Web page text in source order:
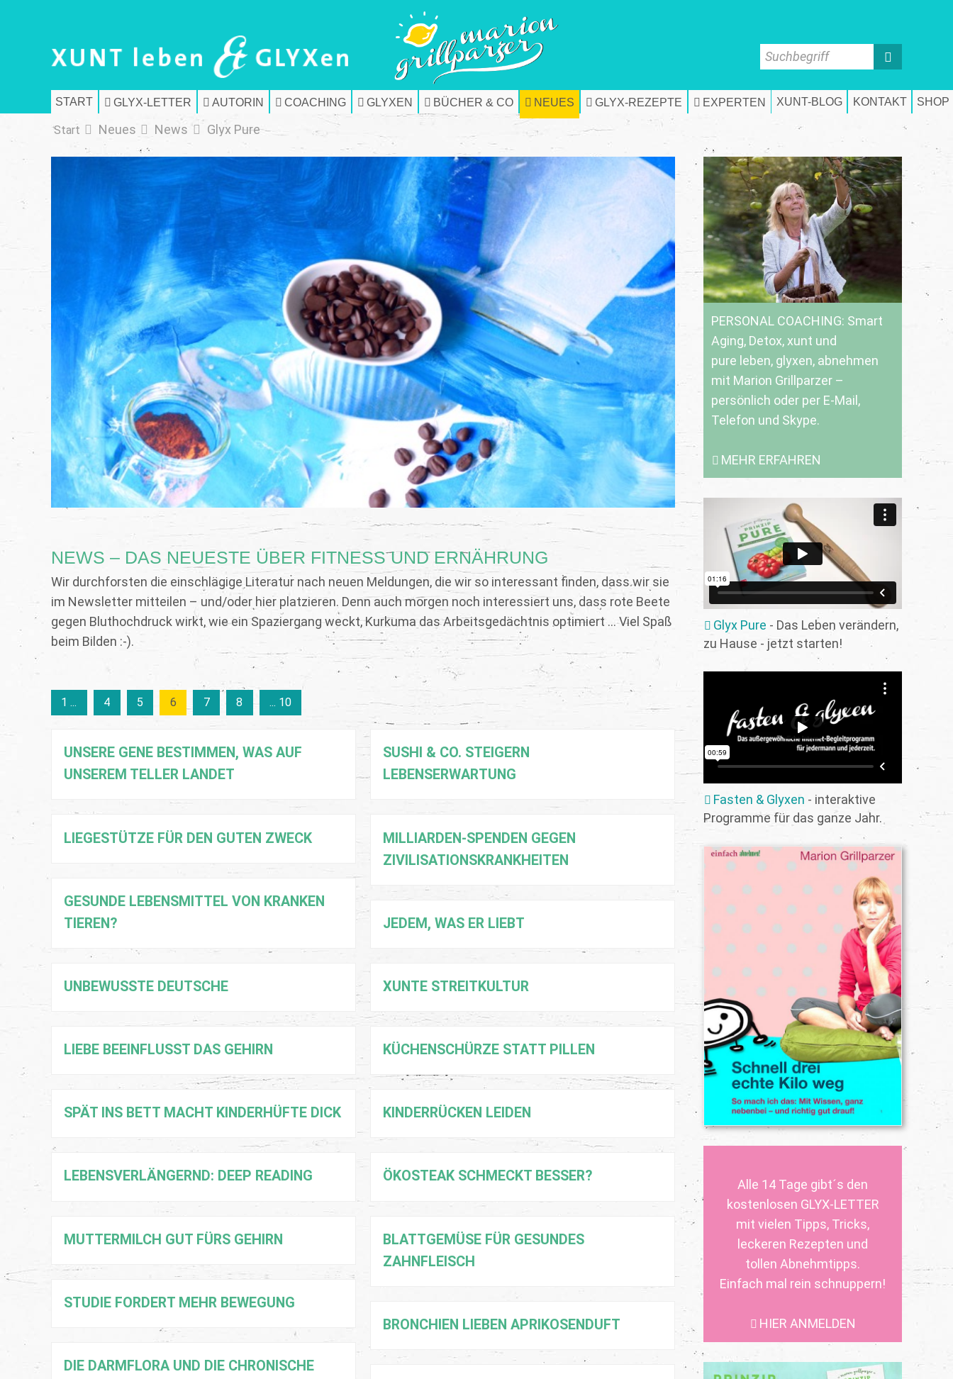
START GLYX-LETTER AUTORIN COACHING GLYXEN BÜCHER & CO NEUES GLYX-REZEPTE EXPERTEN XUNT-BLOG KONTAKT SHOP
Suchbegriff
Start Neues News Glyx Pure
PERSONAL COACHING: Smart
Aging, Detox, xunt und
pure leben, glyxen, abnehmen
mit Marion Grillparzer –
persönlich oder per E-Mail,
Telefon und Skype.
MEHR ERFAHREN
Glyx Pure - Das Leben verändern,
zu Hause - jetzt starten!
Fasten & Glyxen - interaktive
Programme für das ganze Jahr.
Alle 14 Tage gibt´s den
kostenlosen GLYX-LETTER
mit vielen Tipps, Tricks,
leckeren Rezepten und
tollen Abnehmtipps.
Einfach mal rein schnuppern!
HIER ANMELDEN
NEWS – DAS NEUESTE ÜBER FITNESS UND ERNÄHRUNG
Wir durchforsten die einschlägige Literatur nach neuen Meldungen, die wir so interessant finden, dass wir sie
im Newsletter mitteilen – und/oder hier platzieren. Denn auch morgen noch interessiert uns, dass rote Beete
gegen Bluthochdruck wirkt, wie ein Spaziergang weckt, Kurkuma das Arbeitsgedächtnis optimiert ... Viel Spaß
beim Bilden :-).
1 ... 4 5 6 7 8 ... 10
UNSERE GENE BESTIMMEN, WAS AUF
UNSEREM TELLER LANDET
LIEGESTÜTZE FÜR DEN GUTEN ZWECK
GESUNDE LEBENSMITTEL VON KRANKEN
TIEREN?
UNBEWUSSTE DEUTSCHE
LIEBE BEEINFLUSST DAS GEHIRN
SPÄT INS BETT MACHT KINDERHÜFTE DICK
LEBENSVERLÄNGERND: DEEP READING
MUTTERMILCH GUT FÜRS GEHIRN
STUDIE FORDERT MEHR BEWEGUNG
DIE DARMFLORA UND DIE CHRONISCHE
SUSHI & CO. STEIGERN
LEBENSERWARTUNG
MILLIARDEN-SPENDEN GEGEN
ZIVILISATIONSKRANKHEITEN
JEDEM, WAS ER LIEBT
XUNTE STREITKULTUR
KÜCHENSCHÜRZE STATT PILLEN
KINDERRÜCKEN LEIDEN
ÖKOSTEAK SCHMECKT BESSER?
BLATTGEMÜSE FÜR GESUNDES
ZAHNFLEISCH
BRONCHIEN LIEBEN APRIKOSENDUFT